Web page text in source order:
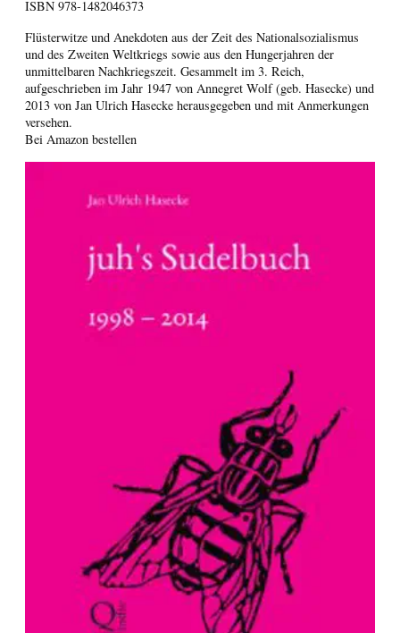
ISBN 978-1482046373
Flüsterwitze und Anekdoten aus der Zeit des Nationalsozialismus
und des Zweiten Weltkriegs sowie aus den Hungerjahren der
unmittelbaren Nachkriegszeit. Gesammelt im 3. Reich,
aufgeschrieben im Jahr 1947 von Annegret Wolf (geb. Hasecke) und
2013 von Jan Ulrich Hasecke herausgegeben und mit Anmerkungen
versehen.
Bei Amazon bestellen